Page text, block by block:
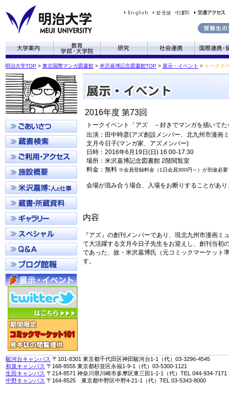
明治大学TOP > 東京国際マンガ図書館 > 米沢嘉博記念図書館TOP > 展示・イベント > トークイ
2016年度 第73回
トークイベント「アズ －好きでマンガを描いて
出演：田中時彦(アズ創設メンバー、北九州市漫画
文月今日子(マンガ家、アズメンバー)
日時：2016年6月19日(日) 16:00-17:30
場所：米沢嘉博記念図書館 2階閲覧室
料金：無料 ※会員登録料金（1日会員300円～）が別途必要
会場が混み合う場合、入場をお断りすることがあ
内容
『アズ』の創刊メンバーであり、現北九州市漫画
て大活躍する文月今日子先生をお迎えし、創刊当初
であった、故・米沢嘉博氏（元コミックマーケット
す。
駿河台キャンパス 〒101-8301 東京都千代田区神田駿河台1-1（代）03-3296-4545
和泉キャンパス 〒168-8555 東京都杉並区永福1-9-1（代）03-5300-1121
生田キャンパス 〒214-8571 神奈川県川崎市多摩区東三田1-1-1（代）TEL 044-934-7171
中野キャンパス 〒164-8525 東京都中野区中野4-21-1（代）TEL 03-5343-8000